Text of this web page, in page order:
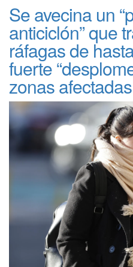
Se avecina un
anticiclón” que
ráfagas de
fuerte
zonas afectadas